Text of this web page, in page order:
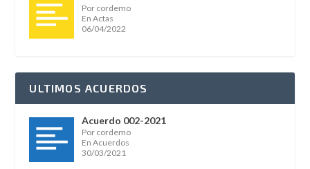
Por cordemo
En Actas
06/04/2022
ULTIMOS ACUERDOS
Acuerdo 002-2021
Por cordemo
En Acuerdos
30/03/2021